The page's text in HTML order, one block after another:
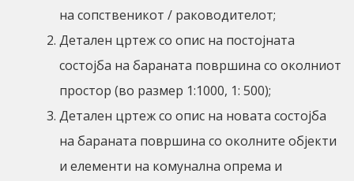
на сопственикот / раководителот;
Детален цртеж со опис на постојната
состојба на бараната површина со околниот
простор (во размер 1:1000, 1: 500);
Детален цртеж со опис на новата состојба
на бараната површина со околните објекти
и елементи на комунална опрема и